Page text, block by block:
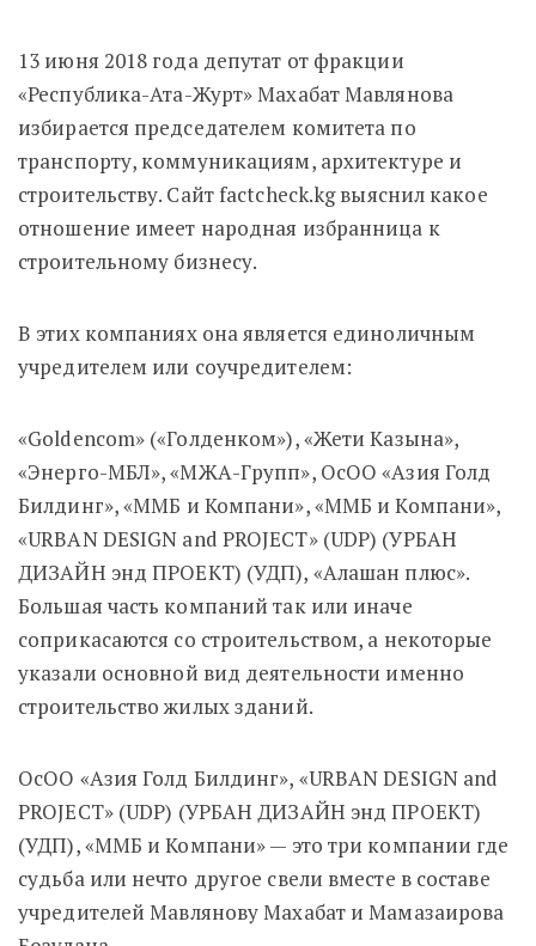
13 июня 2018 года депутат от фракции
«Республика-Ата-Журт» Махабат Мавлянова
избирается председателем комитета по
транспорту, коммуникациям, архитектуре и
строительству. Сайт factcheck.kg выяснил какое
отношение имеет народная избранница к
строительному бизнесу.
В этих компаниях она является единоличным
учредителем или соучредителем:
«Goldencom» («Голденком»), «Жети Казына»,
«Энерго-МБЛ», «МЖА-Групп», ОсОО «Азия Голд
Билдинг», «ММБ и Компани», «ММБ и Компани»,
«URBAN DESIGN and PROJECT» (UDP) (УРБАН
ДИЗАЙН энд ПРОЕКТ) (УДП), «Алашан плюс».
Большая часть компаний так или иначе
соприкасаются со строительством, а некоторые
указали основной вид деятельности именно
строительство жилых зданий.
ОсОО «Азия Голд Билдинг», «URBAN DESIGN and
PROJECT» (UDP) (УРБАН ДИЗАЙН энд ПРОЕКТ)
(УДП), «ММБ и Компани» — это три компании где
судьба или нечто другое свели вместе в составе
учредителей Мавлянову Махабат и Мамазаирова